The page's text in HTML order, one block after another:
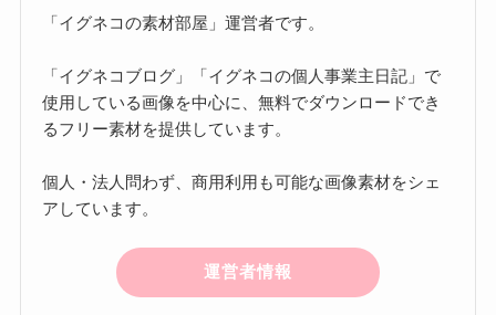
「イグネコの素材部屋」運営者です。
「イグネコブログ」「イグネコの個人事業主日記」で
使用している画像を中心に、無料でダウンロードでき
るフリー素材を提供しています。
個人・法人問わず、商用利用も可能な画像素材をシェ
アしています。
運営者情報